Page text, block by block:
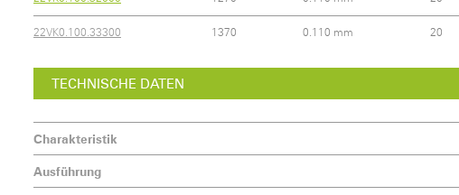
22VK0.100.33300 1370 0.110 mm 20
TECHNISCHE DATEN
Charakteristik
Ausführung